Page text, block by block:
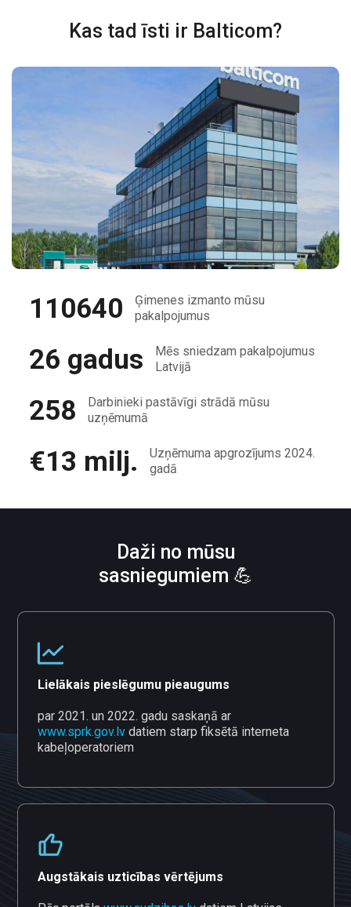
Kas tad īsti ir Balticom?
110640
Ģimenes izmanto mūsu
pakalpojumus
26 gadus
Mēs sniedzam pakalpojumus
Latvijā
258
Darbinieki pastāvīgi strādā mūsu
uzņēmumā
€13 milj.
Uzņēmuma apgrozījums 2024.
gadā
Daži no mūsu
sasniegumiem 💪
Lielākais pieslēgumu pieaugums
par 2021. un 2022. gadu saskaņā ar
www.sprk.gov.lvdatiem starp fiksētā interneta
kabeļoperatoriem
Augstākais uzticības vērtējums